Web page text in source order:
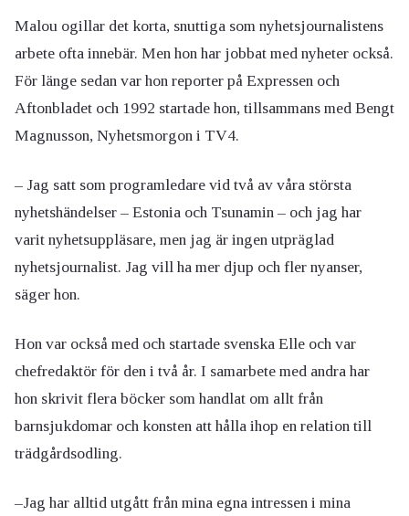
Malou ogillar det korta, snuttiga som nyhetsjournalistens
arbete ofta innebär. Men hon har jobbat med nyheter också.
För länge sedan var hon reporter på Expressen och
Aftonbladet och 1992 startade hon, tillsammans med Bengt
Magnusson, Nyhetsmorgon i TV4.
– Jag satt som programledare vid två av våra största
nyhetshändelser – Estonia och Tsunamin – och jag har
varit nyhetsuppläsare, men jag är ingen utpräglad
nyhetsjournalist. Jag vill ha mer djup och fler nyanser,
säger hon.
Hon var också med och startade svenska Elle och var
chefredaktör för den i två år. I samarbete med andra har
hon skrivit flera böcker som handlat om allt från
barnsjukdomar och konsten att hålla ihop en relation till
trädgårdsodling.
–Jag har alltid utgått från mina egna intressen i mina